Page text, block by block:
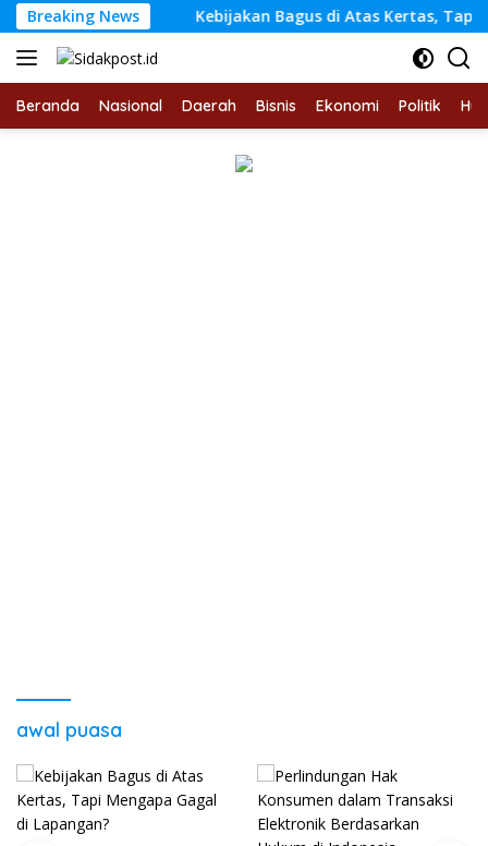
Langsung
ke
konten
Breaking News
Terbuka Kebijakan Bagus di Atas Kertas, Tapi
Beranda Nasional Daerah Bisnis Ekonomi Politik
awal puasa